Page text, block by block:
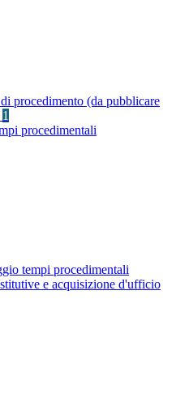
procedimento (da pubblicare
1
procedimentali
tempi procedimentali
e acquisizione d'ufficio